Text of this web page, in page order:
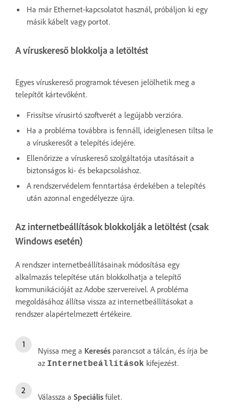
Ha már Ethernet-kapcsolatot használ, próbáljon ki egy
másik kábelt vagy portot.
A víruskereső blokkolja a letöltést
Egyes víruskereső programok tévesen jelölhetik meg a
telepítőt kártevőként.
Frissítse vírusirtó szoftverét a legújabb verzióra.
Ha a probléma továbbra is fennáll, ideiglenesen tiltsa le
a víruskeresőt a telepítés idejére.
Ellenőrizze a víruskereső szolgáltatója utasításait a
biztonságos ki- és bekapcsoláshoz.
A rendszervédelem fenntartása érdekében a telepítés
után azonnal engedélyezze újra.
Az internetbeállítások blokkolják a letöltést (csak
Windows esetén)
A rendszer internetbeállításainak módosítása egy
alkalmazás telepítése után blokkolhatja a telepítő
kommunikációját az Adobe szervereivel. A probléma
megoldásához állítsa vissza az internetbeállításokat a
rendszer alapértelmezett értékeire.
Nyissa meg a Keresés parancsot a tálcán, és írja be
az Internetbeállítások kifejezést.
Válassza a Speciális fület.